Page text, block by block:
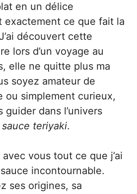
en un délice
exactement ce que fait la
découvert cette
lors d’un voyage au
elle ne quitte plus ma
soyez amateur de
ou simplement curieux,
guider dans l’univers
sauce teriyaki.
vous tout ce que j’ai
incontournable.
ses origines, sa